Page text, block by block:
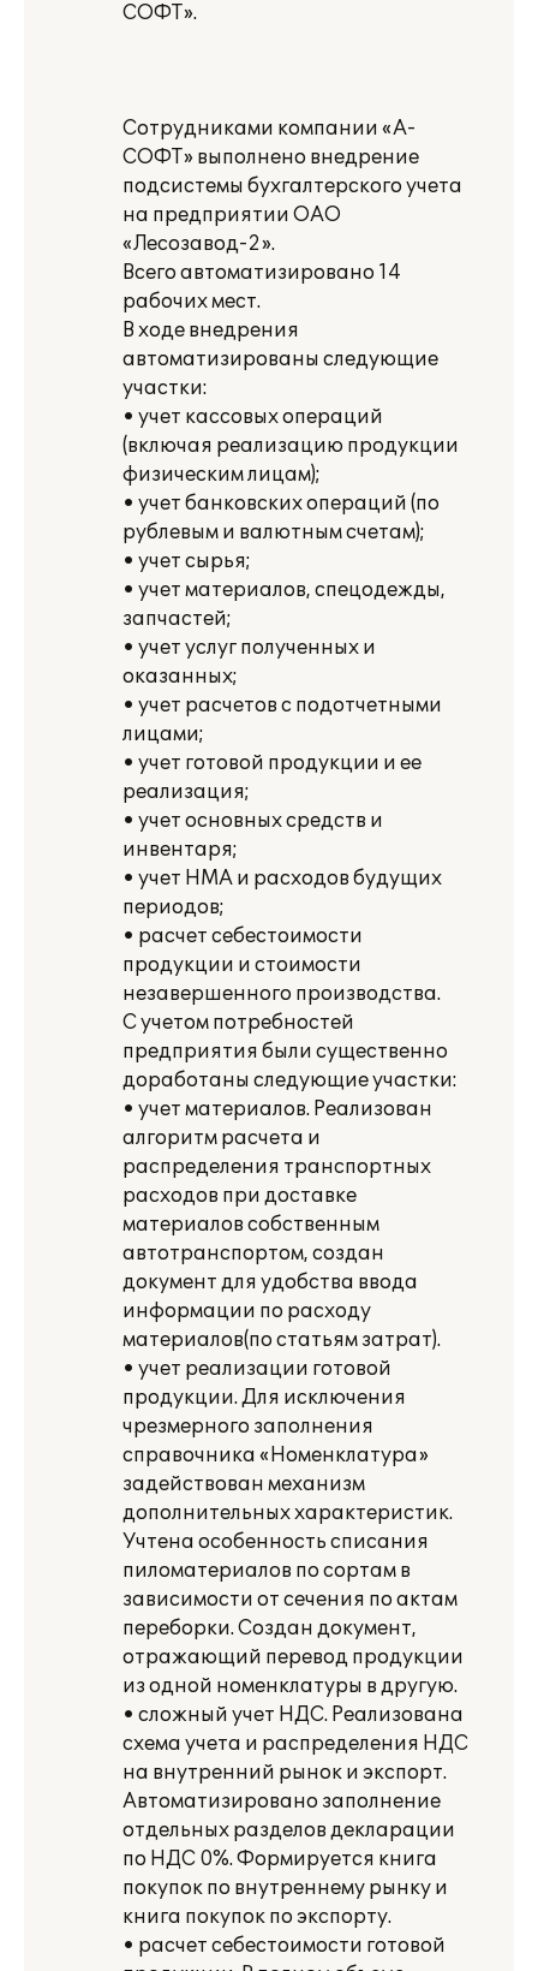
СОФТ».
Сотрудниками компании «А-
СОФТ» выполнено внедрение
подсистемы бухгалтерского учета
на предприятии ОАО
«Лесозавод-2».
Всего автоматизировано 14
рабочих мест.
В ходе внедрения
автоматизированы следующие
участки:
• учет кассовых операций
(включая реализацию продукции
физическим лицам);
• учет банковских операций (по
рублевым и валютным счетам);
• учет сырья;
• учет материалов, спецодежды,
запчастей;
• учет услуг полученных и
оказанных;
• учет расчетов с подотчетными
лицами;
• учет готовой продукции и ее
реализация;
• учет основных средств и
инвентаря;
• учет НМА и расходов будущих
периодов;
• расчет себестоимости
продукции и стоимости
незавершенного производства.
С учетом потребностей
предприятия были существенно
доработаны следующие участки:
• учет материалов. Реализован
алгоритм расчета и
распределения транспортных
расходов при доставке
материалов собственным
автотранспортом, создан
документ для удобства ввода
информации по расходу
материалов(по статьям затрат).
• учет реализации готовой
продукции. Для исключения
чрезмерного заполнения
справочника «Номенклатура»
задействован механизм
дополнительных характеристик.
Учтена особенность списания
пиломатериалов по сортам в
зависимости от сечения по актам
переборки. Создан документ,
отражающий перевод продукции
из одной номенклатуры в другую.
• сложный учет НДС. Реализована
схема учета и распределения НДС
на внутренний рынок и экспорт.
Автоматизировано заполнение
отдельных разделов декларации
по НДС 0%. Формируется книга
покупок по внутреннему рынку и
книга покупок по экспорту.
• расчет себестоимости готовой